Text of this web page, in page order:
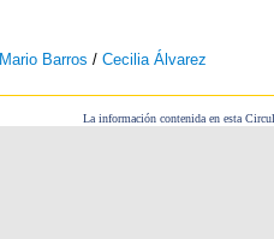
Mario Barros / Cecilia Álvarez
La información contenida en esta